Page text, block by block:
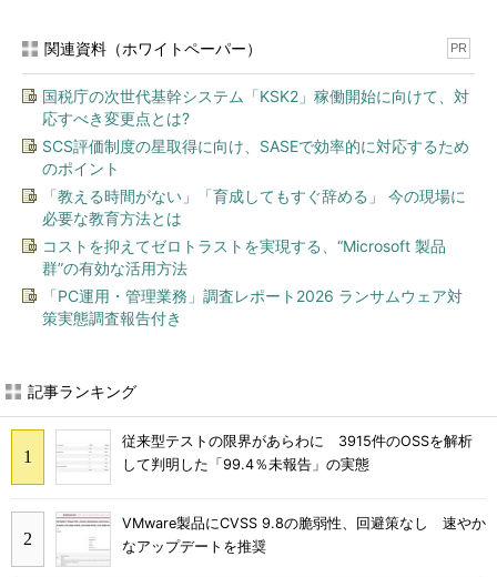
関連資料（ホワイトペーパー） PR
国税庁の次世代基幹システム「KSK2」稼働開始に向けて、対
応すべき変更点とは?
SCS評価制度の星取得に向け、SASEで効率的に対応するため
のポイント
「教える時間がない」「育成してもすぐ辞める」 今の現場に
必要な教育方法とは
コストを抑えてゼロトラストを実現する、“Microsoft 製品
群”の有効な活用方法
「PC運用・管理業務」調査レポート2026 ランサムウェア対
策実態調査報告付き
記事ランキング
従来型テストの限界があらわに 3915件のOSSを解析
して判明した「99.4％未報告」の実態
VMware製品にCVSS 9.8の脆弱性、回避策なし 速やか
なアップデートを推奨